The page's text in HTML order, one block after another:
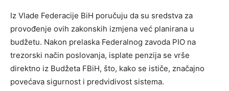
Iz Vlade Federacije BiH poručuju da su sredstva za
provođenje ovih zakonskih izmjena već planirana u
budžetu. Nakon prelaska Federalnog zavoda PIO na
trezorski način poslovanja, isplate penzija se vrše
direktno iz Budžeta FBiH, što, kako se ističe, značajno
povećava sigurnost i predvidivost sistema.